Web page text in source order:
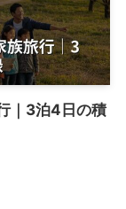
｜3泊4日の積